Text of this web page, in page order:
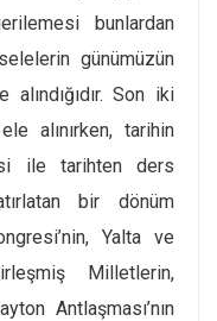
bunlardan
günümüzün
Son iki
alınırken, tarihin
ile tarihten ders
bir dönüm
Yalta ve
Milletlerin,
Antlaşması’nın